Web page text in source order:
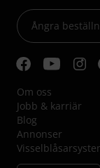
Ångra
Om oss
Jobb & karriär
Blog
Annonser